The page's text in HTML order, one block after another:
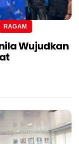
RAGAM
Wujudkan